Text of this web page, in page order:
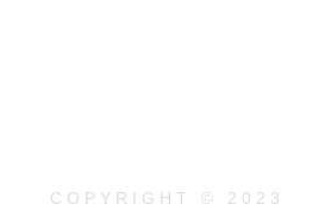
COPYRIGHT © 2023